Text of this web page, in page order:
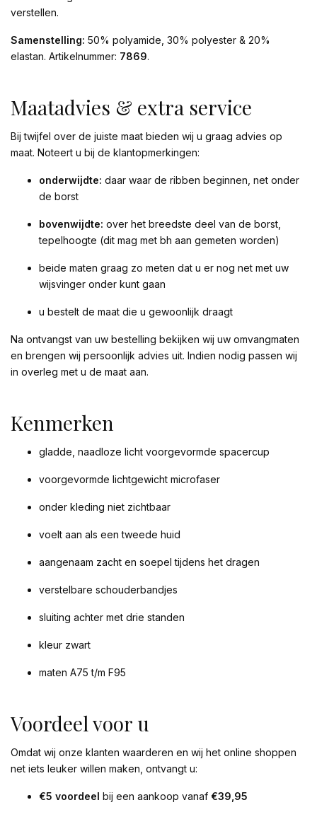
verstellen.
Samenstelling: 50% polyamide, 30% polyester & 20%
elastan. Artikelnummer: 7869.
Maatadvies & extra service
Bij twijfel over de juiste maat bieden wij u graag advies op
maat. Noteert u bij de klantopmerkingen:
onderwijdte: daar waar de ribben beginnen, net onder
de borst
bovenwijdte: over het breedste deel van de borst,
tepelhoogte (dit mag met bh aan gemeten worden)
beide maten graag zo meten dat u er nog net met uw
wijsvinger onder kunt gaan
u bestelt de maat die u gewoonlijk draagt
Na ontvangst van uw bestelling bekijken wij uw omvangmaten
en brengen wij persoonlijk advies uit. Indien nodig passen wij
in overleg met u de maat aan.
Kenmerken
gladde, naadloze licht voorgevormde spacercup
voorgevormde lichtgewicht microfaser
onder kleding niet zichtbaar
voelt aan als een tweede huid
aangenaam zacht en soepel tijdens het dragen
verstelbare schouderbandjes
sluiting achter met drie standen
kleur zwart
maten A75 t/m F95
Voordeel voor u
Omdat wij onze klanten waarderen en wij het online shoppen
net iets leuker willen maken, ontvangt u:
€5 voordeel bij een aankoop vanaf €39,95